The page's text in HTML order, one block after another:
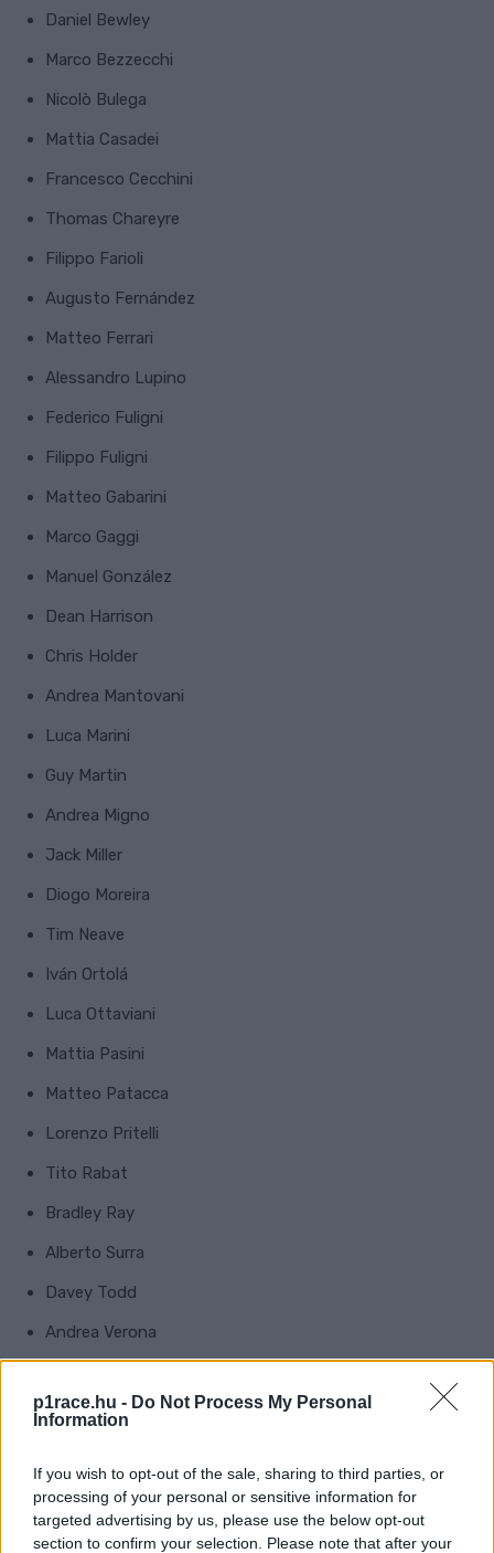
p1race.hu - Do Not Process My Personal
Information
If you wish to opt-out of the sale, sharing to third parties, or
processing of your personal or sensitive information for
targeted advertising by us, please use the below opt-out
section to confirm your selection. Please note that after your
Daniel Bewley
Marco Bezzecchi
Nicolò Bulega
Mattia Casadei
Francesco Cecchini
Thomas Chareyre
Filippo Farioli
Augusto Fernández
Matteo Ferrari
Alessandro Lupino
Federico Fuligni
Filippo Fuligni
Matteo Gabarini
Marco Gaggi
Manuel González
Dean Harrison
Chris Holder
Andrea Mantovani
Luca Marini
Guy Martin
Andrea Migno
Jack Miller
Diogo Moreira
Tim Neave
Iván Ortolá
Luca Ottaviani
Mattia Pasini
Matteo Patacca
Lorenzo Pritelli
Tito Rabat
Bradley Ray
Alberto Surra
Davey Todd
Andrea Verona
Dean Harrison
Diogo Moreira Francesco Bagnaia
Jack Miller
kiemelt
Luca Marini Manuel Gonzalez
Marco Bezzecchi
Nicolo Bulega
Pedro Acosta Valentino Rossi